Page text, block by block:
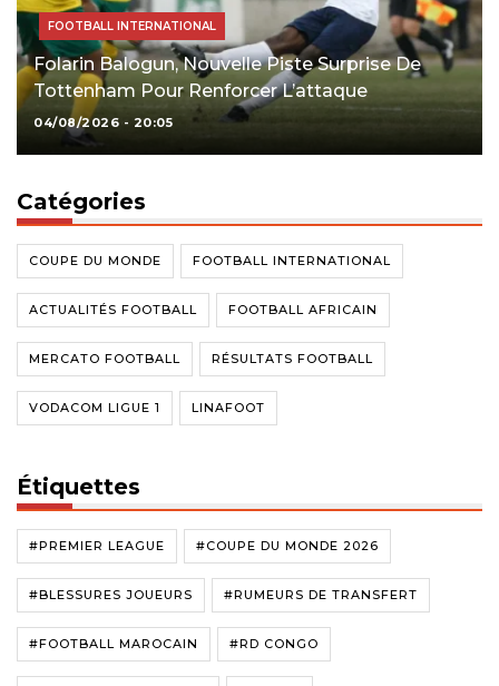
FOOTBALL INTERNATIONAL
Folarin Balogun, Nouvelle Piste Surprise De
Tottenham Pour Renforcer L’attaque
04/08/2026 - 20:05
Catégories
COUPE DU MONDE FOOTBALL INTERNATIONAL
ACTUALITÉS FOOTBALL FOOTBALL AFRICAIN
MERCATO FOOTBALL RÉSULTATS FOOTBALL
VODACOM LIGUE 1 LINAFOOT
Étiquettes
#PREMIER LEAGUE #COUPE DU MONDE 2026
#BLESSURES JOUEURS #RUMEURS DE TRANSFERT
#FOOTBALL MAROCAIN #RD CONGO